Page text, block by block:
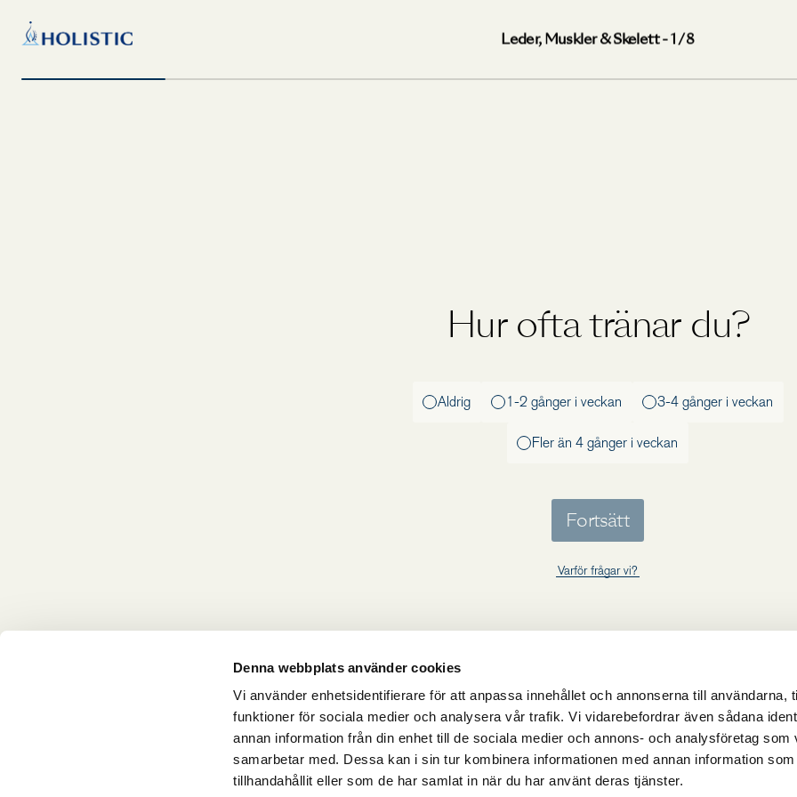
Denna webbplats använder cookies
Vi använder enhetsidentifierare för att anpassa innehållet och annonserna till användarna,
funktioner för sociala medier och analysera vår trafik. Vi vidarebefordrar även sådana
annan information från din enhet till de sociala medier och annons- och analysföretag som
samarbetar med. Dessa kan i sin tur kombinera informationen med annan information
tillhandahållit eller som de har samlat in när du har använt deras tjänster.
& Skelett - 1 / 8 Leder, Muskler & Skelett - 1 / 8
Hur ofta tränar du?
Aldrig 1-2 gånger i veckan 3-4 gånger i veckan
Fler än 4 gånger i veckan
Fortsätt
Varför frågar vi?